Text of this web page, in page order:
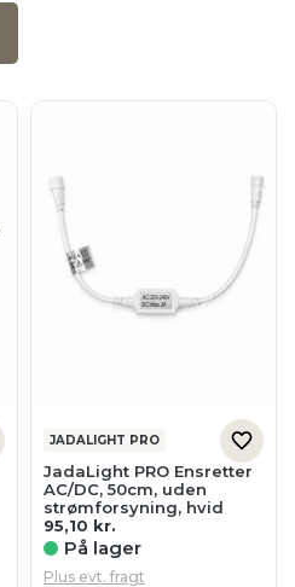
JADALIGHT PRO
JadaLight PRO Ensretter
AC/DC, 50cm, uden
strømforsyning, hvid
95,10 kr.
På lager
Plus evt. fragt